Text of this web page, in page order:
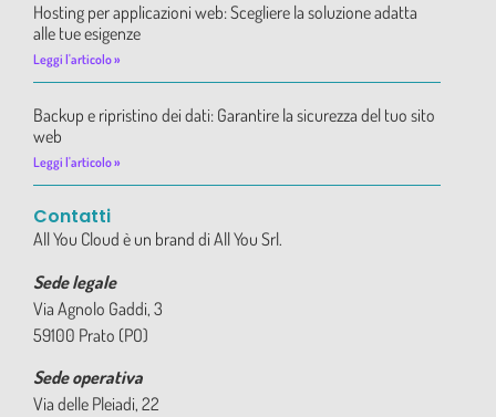
Hosting per applicazioni web: Scegliere la soluzione adatta
alle tue esigenze
Leggi l'articolo »
Backup e ripristino dei dati: Garantire la sicurezza del tuo sito
web
Leggi l'articolo »
Contatti
All You Cloud è un brand di All You Srl.
Sede legale
Via Agnolo Gaddi, 3
59100 Prato (PO)
Sede operativa
Via delle Pleiadi, 22